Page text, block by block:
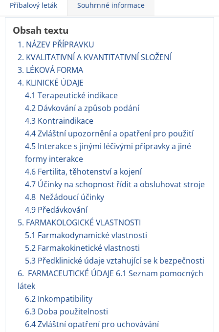
Příbalový leták Souhrnné informace
Obsah textu
1. NÁZEV PŘÍPRAVKU
2. KVALITATIVNÍ A KVANTITATIVNÍ SLOŽENÍ
3. LÉKOVÁ FORMA
4. KLINICKÉ ÚDAJE
4.1 Terapeutické indikace
4.2 Dávkování a způsob podání
4.3 Kontraindikace
4.4 Zvláštní upozornění a opatření pro použití
4.5 Interakce s jinými léčivými přípravky a jiné
formy interakce
4.6 Fertilita, těhotenství a kojení
4.7 Účinky na schopnost řídit a obsluhovat stroje
4.8 Nežádoucí účinky
4.9 Předávkování
5. FARMAKOLOGICKÉ VLASTNOSTI
5.1 Farmakodynamické vlastnosti
5.2 Farmakokinetické vlastnosti
5.3 Předklinické údaje vztahující se k bezpečnosti
6. FARMACEUTICKÉ ÚDAJE 6.1 Seznam pomocných
látek
6.2 Inkompatibility
6.3 Doba použitelnosti
6.4 Zvláštní opatření pro uchovávání